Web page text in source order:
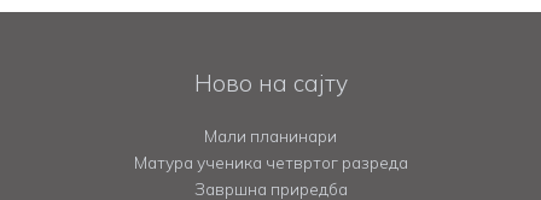
Ново на сајту
Мали планинари
Матура ученика четвртог разреда
Завршна приредба